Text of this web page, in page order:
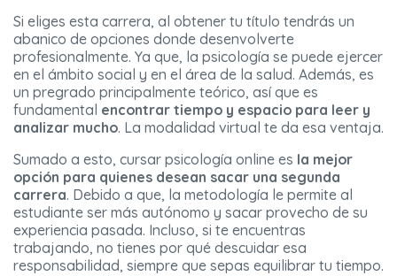
Si eliges esta carrera, al obtener tu título tendrás un
abanico de opciones donde desenvolverte
profesionalmente. Ya que, la psicología se puede ejercer
en el ámbito social y en el área de la salud. Además, es
un pregrado principalmente teórico, así que es
fundamental encontrar tiempo y espacio para leer y
analizar mucho. La modalidad virtual te da esa ventaja.
Sumado a esto, cursar psicología online es la mejor
opción para quienes desean sacar una segunda
carrera. Debido a que, la metodología le permite al
estudiante ser más autónomo y sacar provecho de su
experiencia pasada. Incluso, si te encuentras
trabajando, no tienes por qué descuidar esa
responsabilidad, siempre que sepas equilibrar tu tiempo.